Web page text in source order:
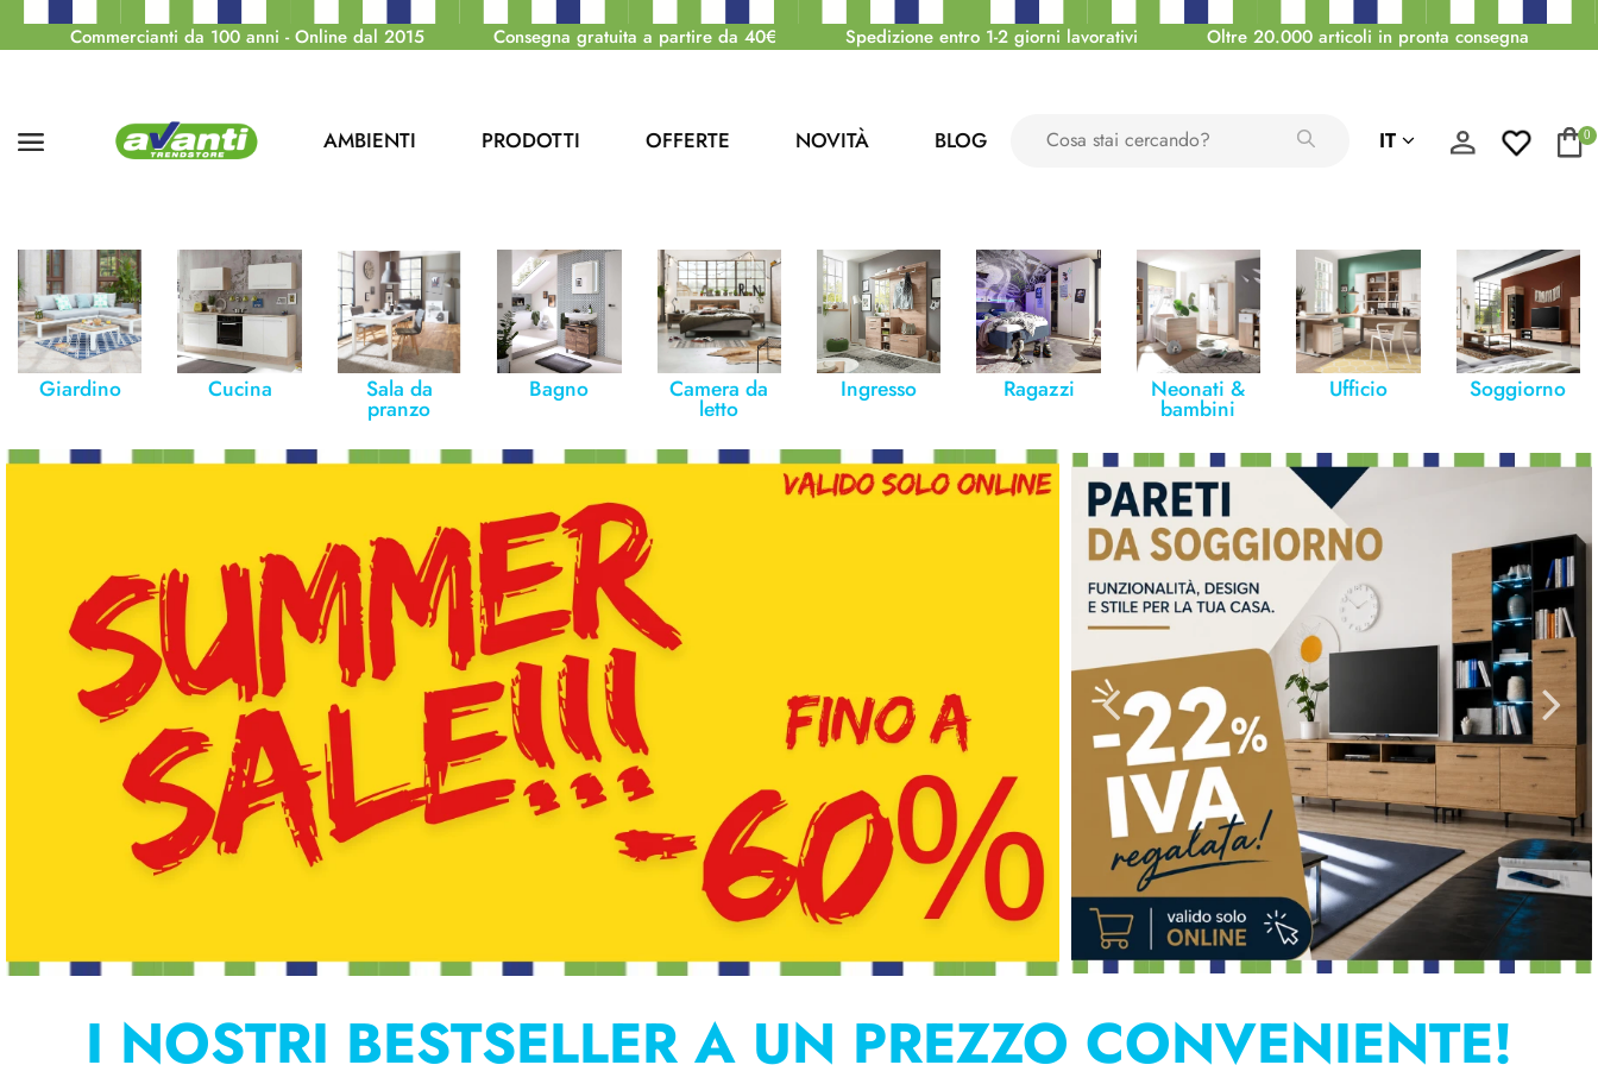
Commercianti da 100 anni - Online dal 2015 Consegna gratuita a partire da 40€ Spedizione entro 1-2 giorni lavorativi Oltre 20.000 articoli in pronta consegna
AMBIENTI PRODOTTI OFFERTE NOVITÀ BLOG IT 0
Giardino Cucina Sala da
pranzo
Bagno Camera da
letto
Ingresso Ragazzi Neonati &
bambini
Ufficio Soggiorno
I NOSTRI BESTSELLER A UN PREZZO CONVENIENTE!